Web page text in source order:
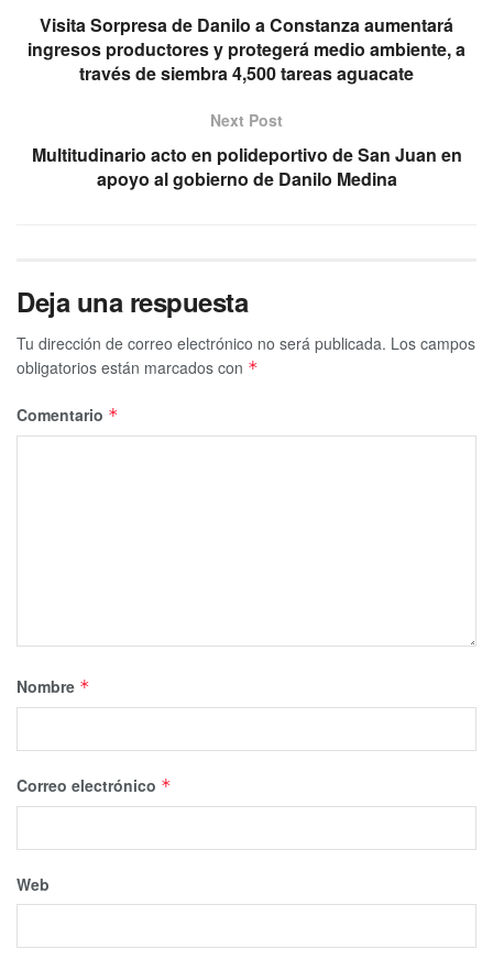
Visita Sorpresa de Danilo a Constanza aumentará
ingresos productores y protegerá medio ambiente, a
través de siembra 4,500 tareas aguacate
Next Post
Multitudinario acto en polideportivo de San Juan en
apoyo al gobierno de Danilo Medina
Deja una respuesta
Tu dirección de correo electrónico no será publicada. Los campos
obligatorios están marcados con *
Comentario *
Nombre *
Correo electrónico *
Web